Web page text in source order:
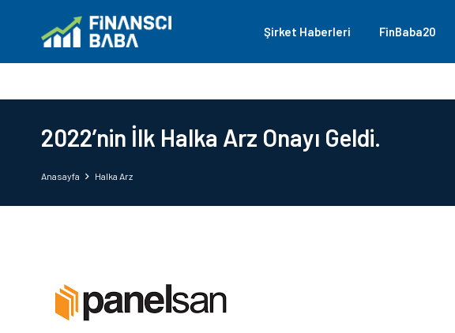
Şirket Haberleri FinBaba20
2022’nin İlk Halka Arz Onayı Geldi.
Anasayfa Halka Arz